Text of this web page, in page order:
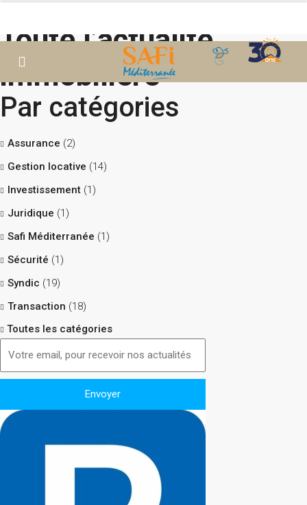
Toute l’actualité
immobilière
Par catégories
Assurance (2)
Gestion locative (14)
Investissement (1)
Juridique (1)
Safi Méditerranée (1)
Sécurité (1)
Syndic (19)
Transaction (18)
Toutes les catégories